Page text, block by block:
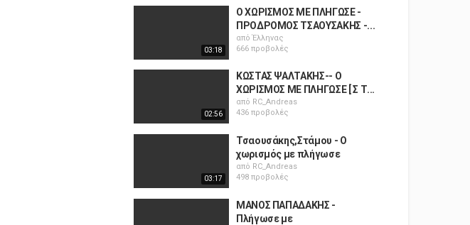
03:18
Ο ΧΩΡΙΣΜΟΣ ΜΕ ΠΛΗΓΩΣΕ -
ΠΡΟΔΡΟΜΟΣ ΤΣΑΟΥΣΑΚΗΣ -...
απόΈλληνας
666 προβολές
02:56
ΚΩΣΤΑΣ ΨΑΛΤΑΚΗΣ-- Ο
ΧΩΡΙΣΜΟΣ ΜΕ ΠΛΗΓΩΣΕ [ Σ Τ...
από RC_Andreas
436 προβολές
03:17
Τσαουσάκης,Στάμου - Ο
χωρισμός με πλήγωσε
από RC_Andreas
498 προβολές
ΜΑΝΟΣ ΠΑΠΑΔΑΚΗΣ -
Πλήγωσε με